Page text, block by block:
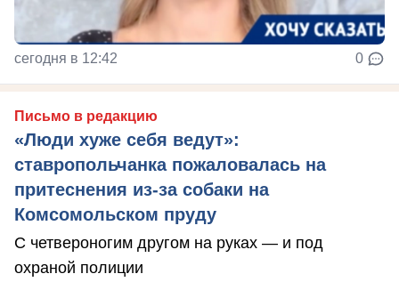
сегодня в 12:42 0
Письмо в редакцию
«Люди хуже себя ведут»:
ставропольчанка пожаловалась на
притеснения из-за собаки на
Комсомольском пруду
С четвероногим другом на руках — и под
охраной полиции